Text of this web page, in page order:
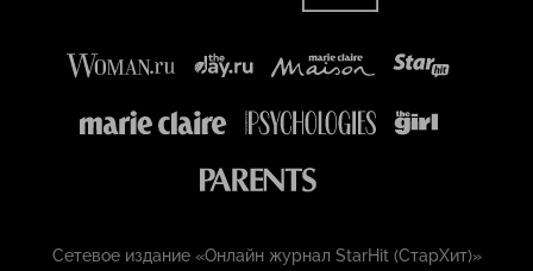
Сетевое издание «Онлайн журнал StarHit (СтарХит)»